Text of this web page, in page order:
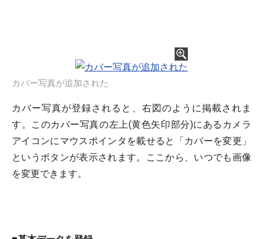
カバー写真が追加された
カバー写真が登録されると、右図のように掲載されま
す。このカバー写真の左上(黄色矢印部分)にあるカメラ
アイコンにマウスポインタを載せると「カバーを変更」
というボタンが表示されます。ここから、いつでも画像
を変更できます。